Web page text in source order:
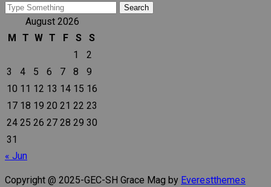
Search
August 2026
M T W T F S
S
1
2
3
4 5 6 7 8
9
10 11 12 13 14 15 16
17 18 19 20 21 22 23
24 25 26 27 28 29 30
31
« Jun
Copyright @ 2025-GEC-SH Grace Mag by Everestthemes